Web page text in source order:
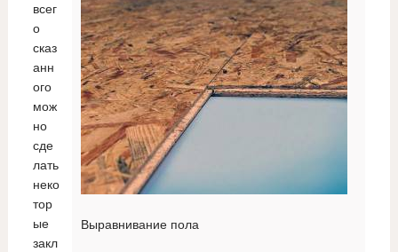
Выравнивание пола
всег
о
сказ
анн
ого
мож
но
сде
лать
неко
тор
ые
закл